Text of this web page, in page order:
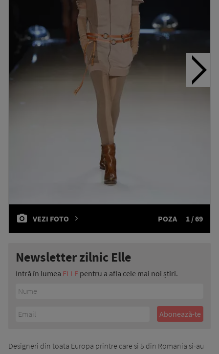
VEZI FOTO POZA 1 / 69
Newsletter zilnic Elle
Intră în lumea ELLE pentru a afla cele mai noi știri.
Designeri din toata Europa printre care si 5 din Romania si-au